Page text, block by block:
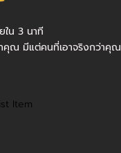
ใน 3 นาที
าคุณ มีแต่คนที่เอาจริงกว่าคุณ
Item